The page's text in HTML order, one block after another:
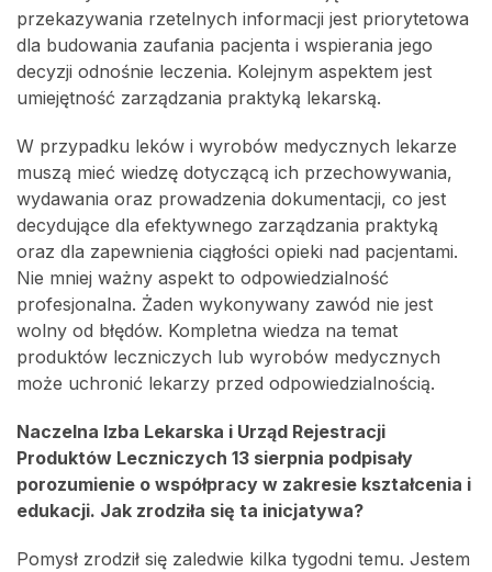
przekazywania rzetelnych informacji jest priorytetowa
dla budowania zaufania pacjenta i wspierania jego
decyzji odnośnie leczenia. Kolejnym aspektem jest
umiejętność zarządzania praktyką lekarską.
W przypadku leków i wyrobów medycznych lekarze
muszą mieć wiedzę dotyczącą ich przechowywania,
wydawania oraz prowadzenia dokumentacji, co jest
decydujące dla efektywnego zarządzania praktyką
oraz dla zapewnienia ciągłości opieki nad pacjentami.
Nie mniej ważny aspekt to odpowiedzialność
profesjonalna. Żaden wykonywany zawód nie jest
wolny od błędów. Kompletna wiedza na temat
produktów leczniczych lub wyrobów medycznych
może uchronić lekarzy przed odpowiedzialnością.
Naczelna Izba Lekarska i Urząd Rejestracji
Produktów Leczniczych 13 sierpnia podpisały
porozumienie o współpracy w zakresie kształcenia i
edukacji. Jak zrodziła się ta inicjatywa?
Pomysł zrodził się zaledwie kilka tygodni temu. Jestem